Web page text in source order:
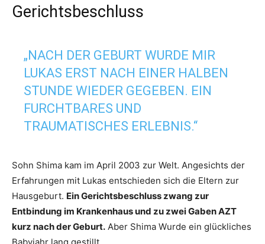
Gerichtsbeschluss
„NACH DER GEBURT WURDE MIR
LUKAS ERST NACH EINER HALBEN
STUNDE WIEDER GEGEBEN. EIN
FURCHTBARES UND
TRAUMATISCHES ERLEBNIS.“
Sohn Shima kam im April 2003 zur Welt. Angesichts der
Erfahrungen mit Lukas entschieden sich die Eltern zur
Hausgeburt. Ein Gerichtsbeschluss zwang zur
Entbindung im Krankenhaus und zu zwei Gaben AZT
kurz nach der Geburt. Aber Shima Wurde ein glückliches